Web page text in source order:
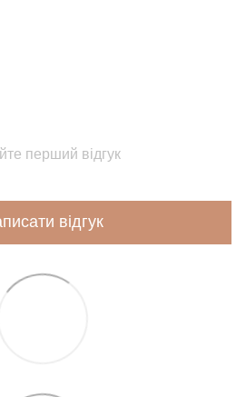
перший відгук
відгук